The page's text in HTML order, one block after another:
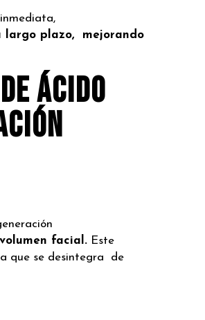
largo plazo, mejorando
ácido
facial. Este
que se desintegra de